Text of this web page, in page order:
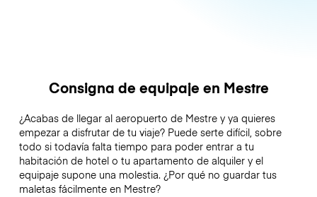
Consigna de equipaje en Mestre
¿Acabas de llegar al aeropuerto de Mestre y ya quieres
empezar a disfrutar de tu viaje? Puede serte difícil, sobre
todo si todavía falta tiempo para poder entrar a tu
habitación de hotel o tu apartamento de alquiler y el
equipaje supone una molestia. ¿Por qué no guardar tus
maletas fácilmente en Mestre?